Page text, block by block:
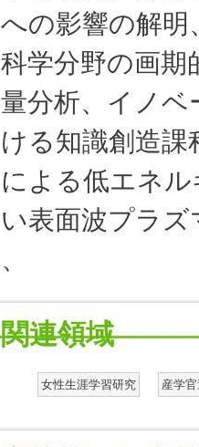
への影響の解
科学分野の画期
量分析、イノベ
ける知識創造課
による低エネ
い表面波プラズ
、
関連領域
女性生涯学習研究 産学